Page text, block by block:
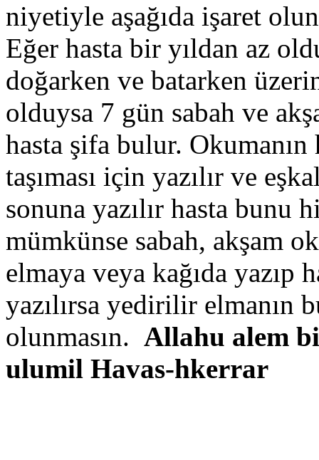
niyetiyle aşağıda işaret
Eğer hasta bir yıldan az
doğarken ve batarken
olduysa 7 gün sabah ve
hasta şifa bulur.
taşıması için yazılır ve
sonuna yazılır hasta bunu
mümkünse sabah, akşam
elmaya veya kağıda
yazılırsa yedirilir elmanın
olunmasın. Allahu alem
ulumil Havas-hkerrar